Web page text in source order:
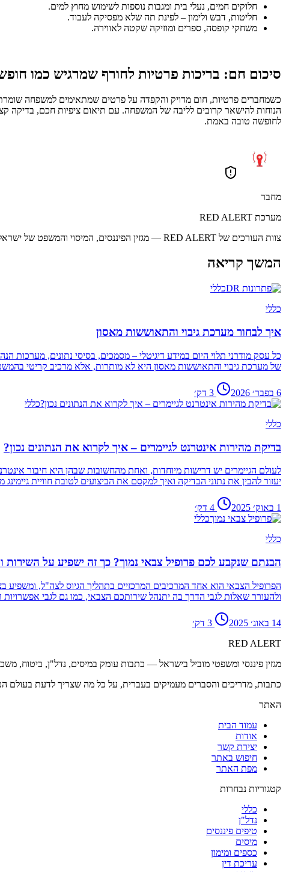
חלוקים חמים, נעלי בית ומגבות נוספות לשימוש מחוץ למים.
חליטות, דבש ולימון – לפינת תה שלא מפסיקה לעבוד.
משחקי קופסה, ספרים ומוזיקה שקטה לאווירה.
סיכום חם: בריכות פרטיות לחורף שמרגיש כמו
כשמחברים פרטיות, חום מדויק והקפדה על פרטים שמתאימים למשפחה
הנוחות להישאר קרובים לליבה של המשפחה. עם תיאום ציפיות חכם,
לחופשה טובה באמת.
מחבר
מערכת RED ALERT
צוות העורכים של RED ALERT — מגזין הפיננסים, המיסוי והמשפט של ישראל. מביאים לכם את החדשות החשובות בצורה מקצועית, מהירה וברורה.
המשך קריאה
כללי
כללי
איך לבחור מערכת גיבוי והתאוששות מאסון
כל עסק מודרני תלוי היום במידע דיגיטלי – מסמכים, בסיסי נתונים,
של מערכת גיבוי והתאוששות מאסון היא לא מותרות, אלא מרכיב קריטי
6 בפבר׳ 2026 3 דק׳
כללי
כללי
בדיקת מהירות אינטרנט לגיימרים – איך לקרוא את הנתונים נכון?
לעולם הגיימרים יש דרישות מיוחדות, ואחת מהחשובות שבהן היא חיבור
יעזור להבין את נתוני הבדיקה ואיך למקסם את הביצועים לטובת חוויית
1 באוק׳ 2025 4 דק׳
כללי
כללי
הבנתם שנקבע לכם פרופיל צבאי נמוך? כך זה ישפיע על השירות
הפרופיל הצבאי הוא אחד המרכיבים המרכזיים בתהליך הגיוס לצה"ל,
ולהעורר שאלות לגבי הדרך בה יתנהל שירותכם הצבאי, כמו גם לגבי
14 באוג׳ 2025 3 דק׳
RED ALERT
מגזין פיננסי ומשפטי מוביל בישראל — כתבות עומק במיסים, נדל"ן, ביטוח,
כתבות, מדריכים והסברים מעמיקים בעברית, על כל מה שצריך לדעת בעולם
האתר
עמוד הבית
אודות
יצירת קשר
חיפוש באתר
מפת האתר
קטגוריות נבחרות
כללי
נדל"ן
טיפים פיננסים
מיסים
כספים ומימון
עריכת דין